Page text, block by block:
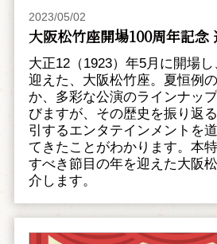
2023/05/02
大阪松竹座開場100周年記念
大正12（1923）年5月に開場
迎えた、大阪松竹座。夏恒例
か、多彩な公演のラインナッ
びますが、その歴史を振り返
引するエンタテインメントを
てきたことがわかります。本
すべき節目の年を迎えた大阪
介します。